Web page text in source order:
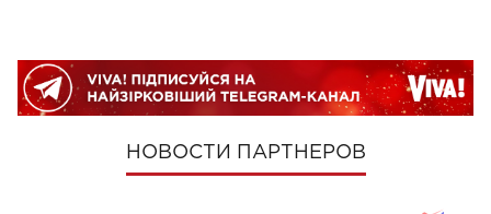
НОВОСТИ ПАРТНЕРОВ